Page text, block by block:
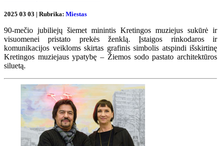
2025 03 03 | Rubrika: Miestas
90-mečio jubiliejų šiemet minintis Kretingos muziejus sukūrė ir
visuomenei pristato prekės ženklą. Įstaigos rinkodaros ir
komunikacijos veikloms skirtas grafinis simbolis atspindi išskirtinę
Kretingos muziejaus ypatybę – Žiemos sodo pastato architektūros
siluetą.